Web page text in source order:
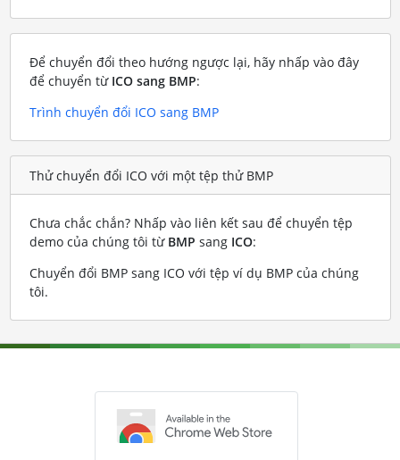
Để chuyển đổi theo hướng ngược lại, hãy nhấp vào đây
để chuyển từ ICO sang BMP:
Trình chuyển đổi ICO sang BMP
Thử chuyển đổi ICO với một tệp thử BMP
Chưa chắc chắn? Nhấp vào liên kết sau để chuyển tệp
demo của chúng tôi từ BMP sang ICO:
Chuyển đổi BMP sang ICO với tệp ví dụ BMP của chúng
tôi.